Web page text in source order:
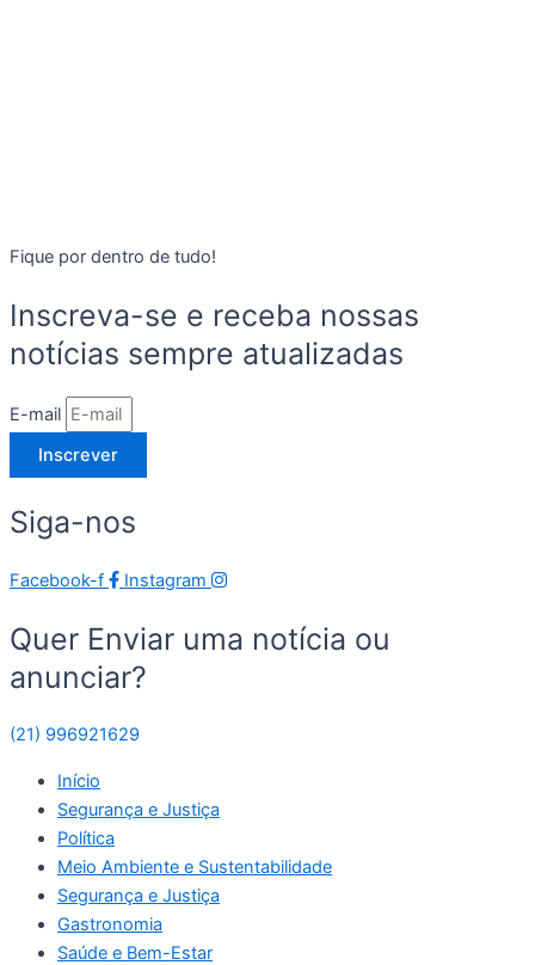
Fique por dentro de tudo!
Inscreva-se e receba nossas
notícias sempre atualizadas
E-mail
Inscrever
Siga-nos
Facebook-f Instagram
Quer Enviar uma notícia ou
anunciar?
(21) 996921629
Início
Segurança e Justiça
Política
Meio Ambiente e Sustentabilidade
Segurança e Justiça
Gastronomia
Saúde e Bem-Estar